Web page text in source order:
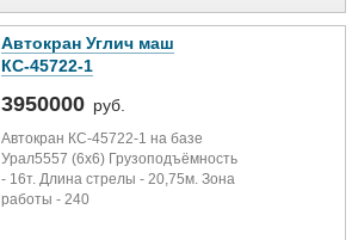
Автокран Углич маш
КС-45722-1
3950000 руб.
Автокран КС-45722-1 на базе
Урал5557 (6х6) Грузоподъёмность
- 16т. Длина стрелы - 20,75м. Зона
работы - 240